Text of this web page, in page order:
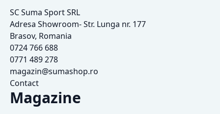
SC Suma Sport SRL
Adresa Showroom- Str. Lunga nr. 177
Brasov, Romania
0724 766 688
0771 489 278
magazin@sumashop.ro
Contact
Magazine